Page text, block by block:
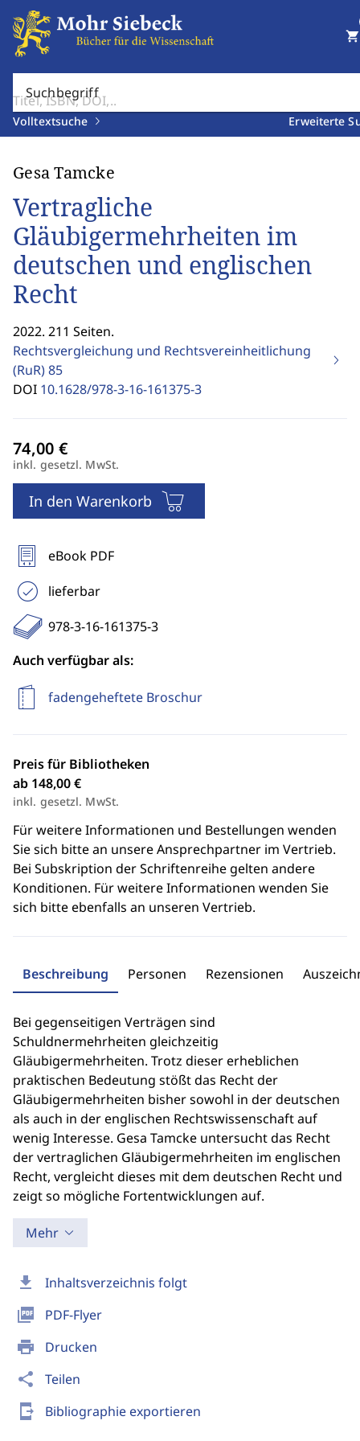
Suchbegriff
Volltextsuche Erweiterte
shopping_cart
download Inhaltsverzeichnis folgt
picture_as_pdf PDF-Flyer
print Drucken
share Teilen
send_to_mobile Bibliographie exportieren
Gesa Tamcke
Vertragliche
Gläubigermehrheiten im
deutschen und englischen
Recht
2022. 211 Seiten.
Rechtsvergleichung und Rechtsvereinheitlichung
(RuR)85
DOI 10.1628/978-3-16-161375-3
inkl. gesetzl. MwSt.
In den Warenkorb
eBook PDF
lieferbar
978-3-16-161375-3
Auch verfügbar als:
fadengeheftete Broschur
Preis für Bibliotheken
ab 148,00 €
inkl. gesetzl. MwSt.
Für weitere Informationen und Bestellungen wenden
Sie sich bitte an unsere Ansprechpartner im Vertrieb.
Bei Subskription der Schriftenreihe gelten andere
Konditionen. Für weitere Informationen wenden Sie
sich bitte ebenfalls an unseren Vertrieb.
Beschreibung Personen Rezensionen
Bei gegenseitigen Verträgen sind
Schuldnermehrheiten gleichzeitig
Gläubigermehrheiten. Trotz dieser erheblichen
praktischen Bedeutung stößt das Recht der
Gläubigermehrheiten bisher sowohl in der deutschen
als auch in der englischen Rechtswissenschaft auf
wenig Interesse. Gesa Tamcke untersucht das Recht
der vertraglichen Gläubigermehrheiten im englischen
Recht, vergleicht dieses mit dem deutschen Recht und
zeigt so mögliche Fortentwicklungen auf.
Mehr